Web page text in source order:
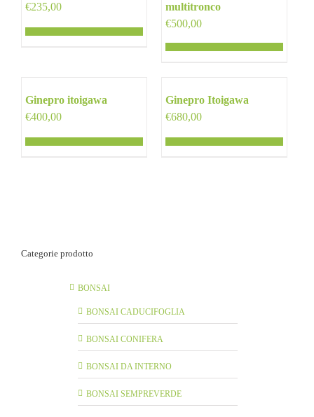
€235,00
multitronco
€500,00
Ginepro itoigawa
€400,00
Ginepro Itoigawa
€680,00
Categorie prodotto
BONSAI
BONSAI CADUCIFOGLIA
BONSAI CONIFERA
BONSAI DA INTERNO
BONSAI SEMPREVERDE